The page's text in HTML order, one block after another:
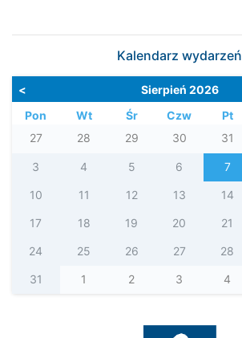
Kalendarz wydarzeń
< Sierpień 2026
Pon
Wt Śr Czw Pt
27
28 29 30 31
3 4 5 6 7
10 11 12 13 14
17 18 19 20 21
24 25 26 27 28
31 1 2 3 4